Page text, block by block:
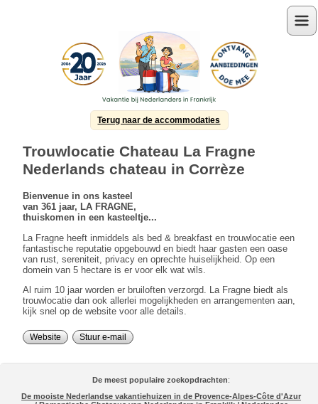
Menu
Terug naar de accommodaties
Trouwlocatie Chateau La Fragne
Nederlands chateau in Corrèze
Bienvenue in ons kasteel
van 361 jaar, LA FRAGNE,
thuiskomen in een kasteeltje...
La Fragne heeft inmiddels als bed & breakfast en trouwlocatie een
fantastische reputatie opgebouwd en biedt haar gasten een oase
van rust, sereniteit, privacy en oprechte huiselijkheid. Op een
domein van 5 hectare is er voor elk wat wils.
Al ruim 10 jaar worden er bruiloften verzorgd. La Fragne biedt als
trouwlocatie dan ook allerlei mogelijkheden en arrangementen aan,
kijk snel op de website voor alle details.
Website Stuur e-mail
De meest populaire zoekopdrachten:
De mooiste Nederlandse vakantiehuizen in de Provence-Alpes-Côte d'Azur